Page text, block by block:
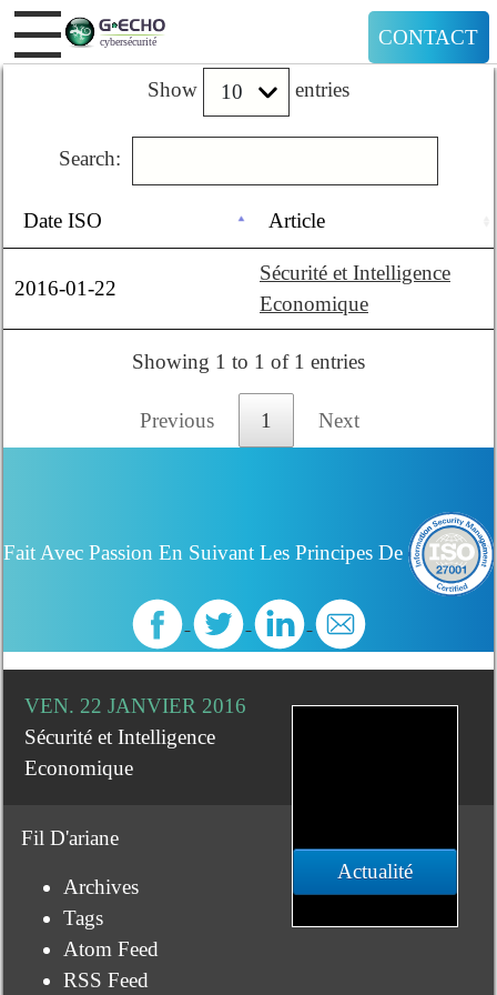
CONTACT
Show entries
Search:
Date ISO Article
2016-01-22
Sécurité et Intelligence
Economique
Showing 1 to 1 of 1 entries
Previous 1 Next
Fait Avec Passion En Suivant Les Principes De
Actualité
VEN. 22 JANVIER 2016
Sécurité et Intelligence
Economique
Fil D'ariane
Archives
Tags
Atom Feed
RSS Feed